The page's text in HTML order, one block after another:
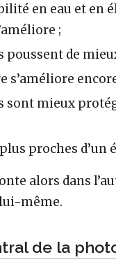
en eau et en
;
poussent de
s’améliore
sont mieux
proches d’un
alors dans
même.
de la